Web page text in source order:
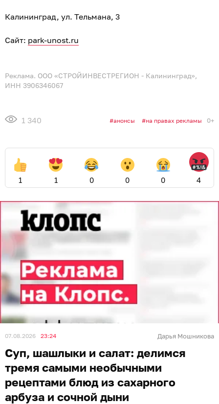
Калининград, ул. Тельмана, 3
Сайт: park-unost.ru
Реклама. ООО «СТРОЙИНВЕСТРЕГИОН - Калининград»,
ИНН 3906346067
1 340 анонсы на правах рекламы 0+
1 1 0 0 0 4
07.08.2026 23:24 Дарья Мошникова
Суп, шашлыки и салат: делимся
тремя самыми необычными
рецептами блюд из сахарного
арбуза и сочной дыни